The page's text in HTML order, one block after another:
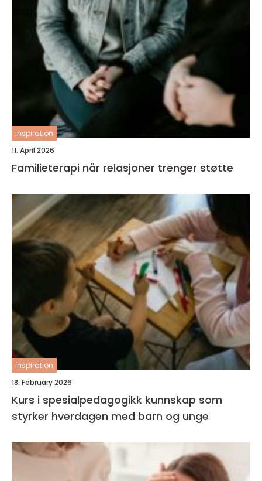
inspiration
11. April 2026
Familieterapi når relasjoner trenger støtte
inspiration
18. February 2026
Kurs i spesialpedagogikk kunnskap som
styrker hverdagen med barn og unge